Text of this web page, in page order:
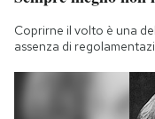
Coprirne il volto è una
assenza di